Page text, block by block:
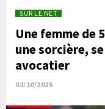
SUR LE NET
Une femme de
une sorcière,
avocatier
02/10/2025